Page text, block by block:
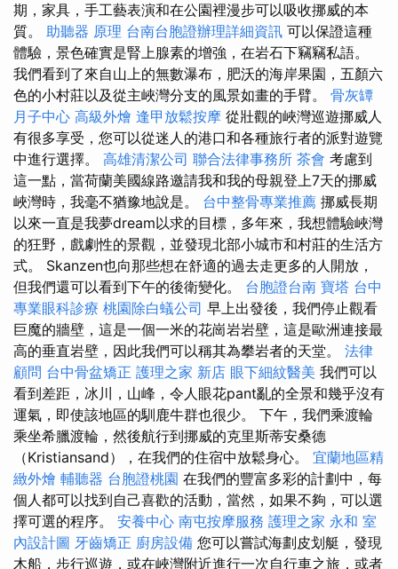
期，家具，手工藝表演和在公園裡漫步可以吸收挪威的本
質。 助聽器 原理 台南台胞證辦理詳細資訊 可以保證這種
體驗，景色確實是腎上腺素的增強，在岩石下竊竊私語。
我們看到了來自山上的無數瀑布，肥沃的海岸果園，五顏六
色的小村莊以及從主峽灣分支的風景如畫的手臂。 骨灰罈
月子中心 高級外燴 逢甲放鬆按摩 從壯觀的峽灣巡遊挪威人
有很多享受，您可以從迷人的港口和各種旅行者的派對遊覽
中進行選擇。 高雄清潔公司 聯合法律事務所 茶會 考慮到
這一點，當荷蘭美國線路邀請我和我的母親登上7天的挪威
峽灣時，我毫不猶豫地說是。 台中整骨專業推薦 挪威長期
以來一直是我夢dream以求的目標，多年來，我想體驗峽灣
的狂野，戲劇性的景觀，並發現北部小城市和村莊的生活方
式。 Skanzen也向那些想在舒適的過去走更多的人開放，
但我們還可以看到下午的後衛變化。 台胞證台南 寶塔 台中
專業眼科診療 桃園除白蟻公司 早上出發後，我們停止觀看
巨魔的牆壁，這是一個一米的花崗岩岩壁，這是歐洲連接最
高的垂直岩壁，因此我們可以稱其為攀岩者的天堂。 法律
顧問 台中骨盆矯正 護理之家 新店 眼下細紋醫美 我們可以
看到差距，冰川，山峰，令人眼花pant亂的全景和幾乎沒有
運氣，即使該地區的馴鹿牛群也很少。 下午，我們乘渡輪
乘坐希臘渡輪，然後航行到挪威的克里斯蒂安桑德
（Kristiansand），在我們的住宿中放鬆身心。 宜蘭地區精
緻外燴 輔聽器 台胞證桃園 在我們的豐富多彩的計劃中，每
個人都可以找到自己喜歡的活動，當然，如果不夠，可以選
擇可選的程序。 安養中心 南屯按摩服務 護理之家 永和 室
內設計圖 牙齒矯正 廚房設備 您可以嘗試海劃皮划艇，發現
木船，步行巡遊，或在峽灣附近進行一次自行車之旅，或者